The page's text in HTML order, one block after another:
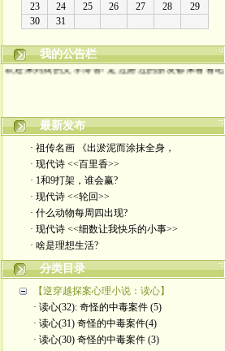
我的公告栏
欢迎来到我的文学博客! 走过路过的朋友都来看看吧
最新发布
· 祖传名画 《出淤泥而涂抹全身，
· 现代诗 <<百里香>>
· 1和9打架，谁会赢?
· 现代诗 <<轮回>>
· 什么动物每周四出现?
· 现代诗 <<细数让我快乐的小事>>
· 啥是理想生活?
分类目录
【逆穿越探案心理小说：读心】
· 读心(32): 奇怪的中毒案件 (5)
· 读心(31) 奇怪的中毒案件(4)
· 读心(30) 奇怪的中毒案件 (3)